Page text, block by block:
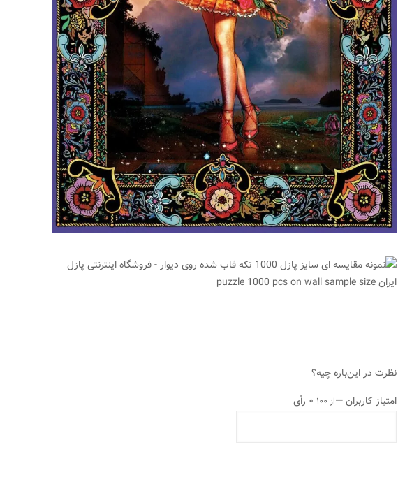
نظرت در این‌باره چیه؟
امتیاز کاربران—از ۱۰۰ ۰ رأی